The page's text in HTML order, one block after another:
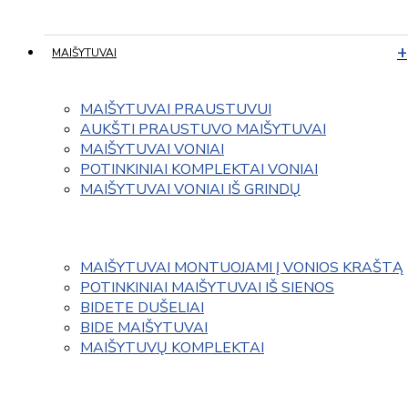
MAIŠYTUVAI
MAIŠYTUVAI PRAUSTUVUI
AUKŠTI PRAUSTUVO MAIŠYTUVAI
MAIŠYTUVAI VONIAI
POTINKINIAI KOMPLEKTAI VONIAI
MAIŠYTUVAI VONIAI IŠ GRINDŲ
MAIŠYTUVAI MONTUOJAMI Į VONIOS KRAŠTĄ
POTINKINIAI MAIŠYTUVAI IŠ SIENOS
BIDETE DUŠELIAI
BIDE MAIŠYTUVAI
MAIŠYTUVŲ KOMPLEKTAI